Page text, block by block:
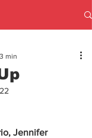
min
Jennifer